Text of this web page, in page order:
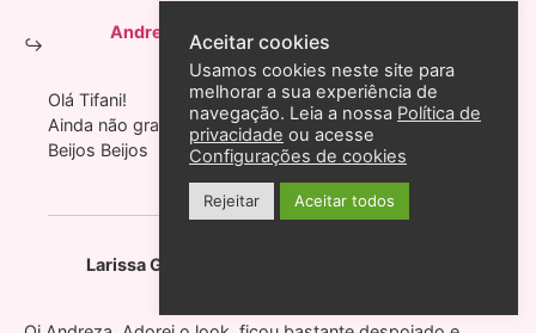
Andreza Goulart disse:
Olá Tifani!
Ainda não gravei mas pode deixar que já está no jeito.
Beijos Beijos
Larissa Gomes
Aceitar cookies
Usamos cookies neste site para
melhorar a sua experiência de
navegação. Leia a nossa Política de
privacidade ou acesse
Configurações de cookies
Rejeitar Aceitar todos